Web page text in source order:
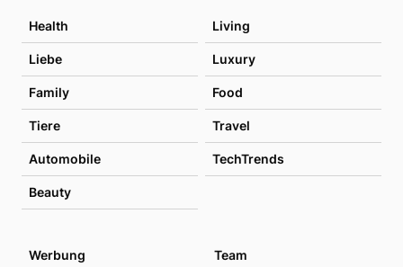
Health Living
Liebe Luxury
Family Food
Tiere Travel
Automobile TechTrends
Beauty
Werbung
Team